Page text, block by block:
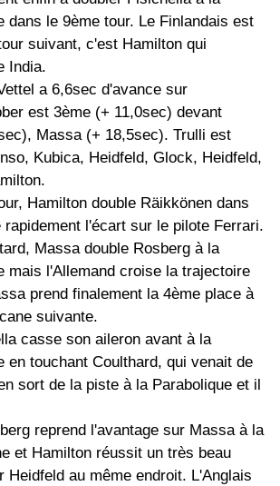
dans le 9ème tour. Le Finlandais est
suivant, c'est Hamilton qui
India.
a 6,6sec d'avance sur
est 3ème (+ 11,0sec) devant
Massa (+ 18,5sec). Trulli est
Kubica, Heidfeld, Glock, Heidfeld,
Hamilton double Räikkönen dans
l'écart sur le pilote Ferrari.
Massa double Rosberg à la
mais l'Allemand croise la trajectoire
prend finalement la 4ème place à
suivante.
casse son aileron avant à la
en touchant Coulthard, qui venait de
sort de la piste à la Parabolique et il
reprend l'avantage sur Massa à la
et Hamilton réussit un très beau
Heidfeld au même endroit. L'Anglais